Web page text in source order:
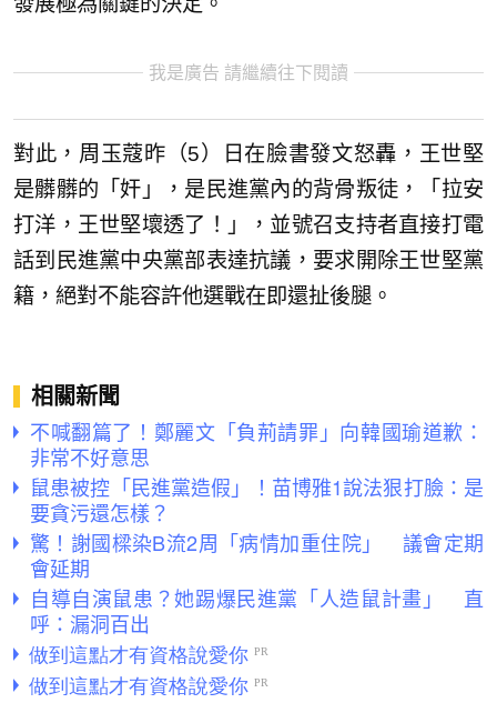
我是廣告 請繼續往下閱讀
對此，周玉蔻昨（5）日在臉書發文怒轟，王世堅
是髒髒的「奸」，是民進黨內的背骨叛徒，「拉安
打洋，王世堅壞透了！」，並號召支持者直接打電
話到民進黨中央黨部表達抗議，要求開除王世堅黨
籍，絕對不能容許他選戰在即還扯後腿。
相關新聞
不喊翻篇了！鄭麗文「負荊請罪」向韓國瑜道歉：
非常不好意思
鼠患被控「民進黨造假」！苗博雅1說法狠打臉：是
要貪污還怎樣？
驚！謝國樑染B流2周「病情加重住院」 議會定期
會延期
自導自演鼠患？她踢爆民進黨「人造鼠計畫」 直
呼：漏洞百出